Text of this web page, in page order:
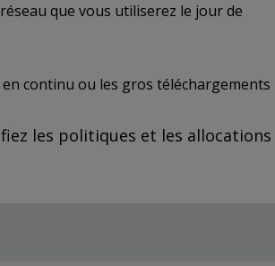
que vous utiliserez le jour de
continu ou les gros téléchargements
les politiques et les allocations